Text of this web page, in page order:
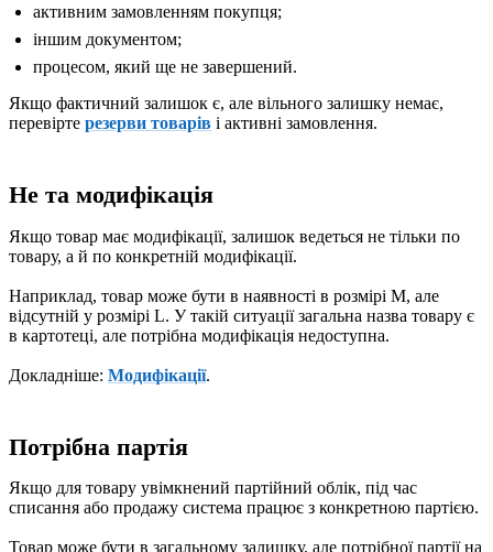
активним замовленням покупця;
іншим документом;
процесом, який ще не завершений.
Якщо фактичний залишок є, але вільного залишку немає,
перевірте резерви товарів і активні замовлення.
Не та модифікація
Якщо товар має модифікації, залишок ведеться не тільки по
товару, а й по конкретній модифікації.
Наприклад, товар може бути в наявності в розмірі M, але
відсутній у розмірі L. У такій ситуації загальна назва товару є
в картотеці, але потрібна модифікація недоступна.
Докладніше: Модифікації.
Потрібна партія
Якщо для товару увімкнений партійний облік, під час
списання або продажу система працює з конкретною партією.
Товар може бути в загальному залишку, але потрібної партії на